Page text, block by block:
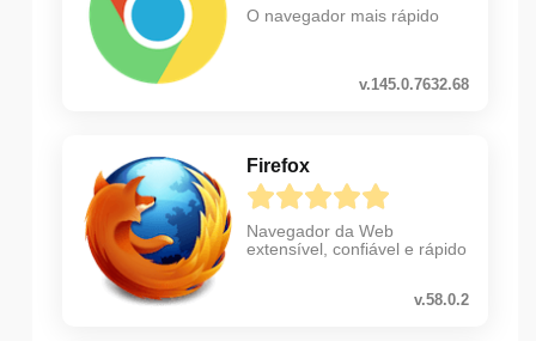
O navegador mais rápido
v.145.0.7632.68
Firefox
Navegador da Web
extensível, confiável e rápido
v.58.0.2